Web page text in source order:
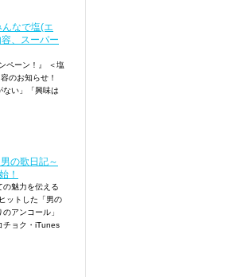
んなで塩(エ
、スーパー
ペーン！』 ＜塩
のお知らせ！
ない」「興味は
の歌日記～
！
の魅力を伝える
ットした「男の
アンコール」
ョク・iTunes